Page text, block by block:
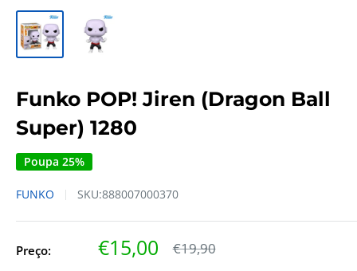
Funko POP! Jiren (Dragon Ball
Super) 1280
Poupa 25%
FUNKO SKU:888007000370
Preço: Preço
€15,00 Preço
regular
€19,90